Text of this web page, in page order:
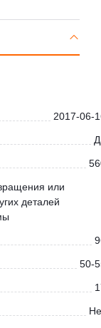
2017-06-
или
деталей
50-